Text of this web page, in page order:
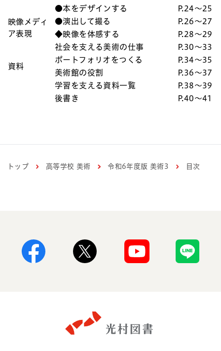
●本をデザインする
P.24〜25
映像メディ
ア表現
●演出して撮る
P.26〜27
◆映像を体感する
P.28〜29
資料
社会を支える美術の仕事
P.30〜33
ポートフォリオをつくる
P.34〜35
美術館の役割
P.36〜37
学習を支える資料一覧
P.38〜39
後書き
P.40〜41
トップ 高等学校 美術 令和6年度版 美術3 目次